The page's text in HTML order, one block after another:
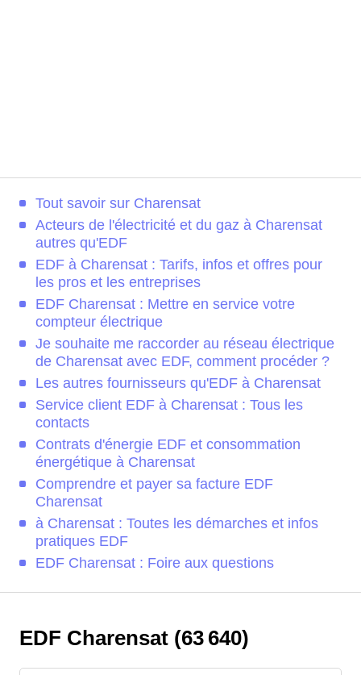
Tout savoir sur Charensat
Acteurs de l'électricité et du gaz à Charensat
autres qu'EDF
EDF à Charensat : Tarifs, infos et offres pour
les pros et les entreprises
EDF Charensat : Mettre en service votre
compteur électrique
Je souhaite me raccorder au réseau électrique
de Charensat avec EDF, comment procéder ?
Les autres fournisseurs qu'EDF à Charensat
Service client EDF à Charensat : Tous les
contacts
Contrats d'énergie EDF et consommation
énergétique à Charensat
Comprendre et payer sa facture EDF
Charensat
à Charensat : Toutes les démarches et infos
pratiques EDF
EDF Charensat : Foire aux questions
EDF Charensat (63 640)